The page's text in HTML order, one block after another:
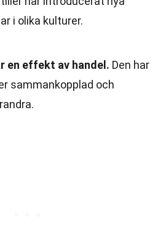
i olika kulturer.
en effekt av handel. Den har
sammankopplad och